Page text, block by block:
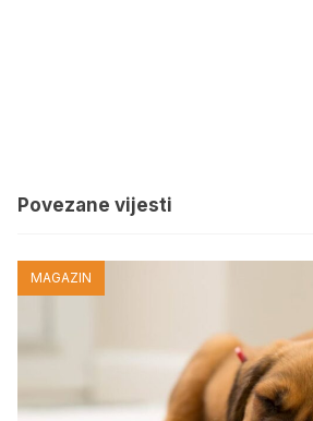
Povezane vijesti
MAGAZIN